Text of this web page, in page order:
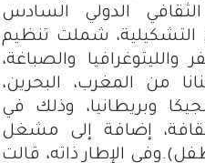
الدولي السادس
التشكيلية، شملت تنظيم
والصباغة،
وفنانا من المغرب، البحرين،
وبريطانيا، وذلك في
إضافة إلى مشغل
الإطار ذاته، قالت